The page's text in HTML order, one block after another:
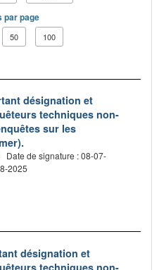
par page
50 100
désignation et
techniques non-
sur les
Date de signature : 08-07-
2025
désignation et
techniques non-